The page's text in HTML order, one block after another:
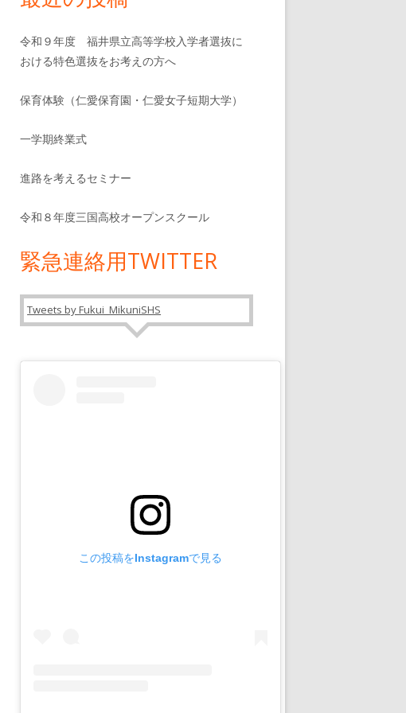
ー
令和９年度 福井県立高等学校入学者選抜に
おける特色選抜をお考えの方へ
保育体験（仁愛保育園・仁愛女子短期大学）
一学期終業式
進路を考えるセミナー
令和８年度三国高校オープンスクール
緊急連絡用TWITTER
Tweets by Fukui_MikuniSHS
この投稿をInstagramで見る